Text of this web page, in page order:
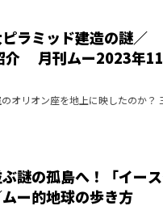
ラミッド建造の謎／
介 月刊ムー2023年
オリオン座を地上に映したのか？
謎の孤島へ！「イー
ー的地球の歩き方